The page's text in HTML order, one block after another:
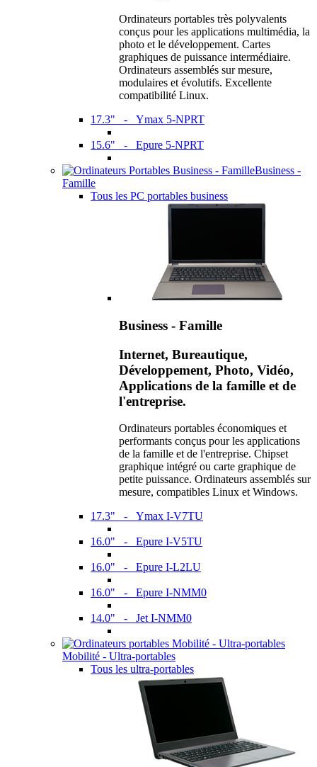
Ordinateurs portables très polyvalents
conçus pour les applications multimédia, la
photo et le développement. Cartes
graphiques de puissance intermédiaire.
Ordinateurs assemblés sur mesure,
modulaires et évolutifs. Excellente
compatibilité Linux.
17.3" - Ymax 5-NPRT
15.6" - Epure 5-NPRT
Business -
Famille
Tous les PC portables business
Business - Famille
Internet, Bureautique,
Développement, Photo, Vidéo,
Applications de la famille et de
l'entreprise.
Ordinateurs portables économiques et
performants conçus pour les applications
de la famille et de l'entreprise. Chipset
graphique intégré ou carte graphique de
petite puissance. Ordinateurs assemblés sur
mesure, compatibles Linux et Windows.
17.3" - Ymax I-V7TU
16.0" - Epure I-V5TU
16.0" - Epure I-L2LU
16.0" - Epure I-NMM0
14.0" - Jet I-NMM0
Mobilité - Ultra-portables
Tous les ultra-portables